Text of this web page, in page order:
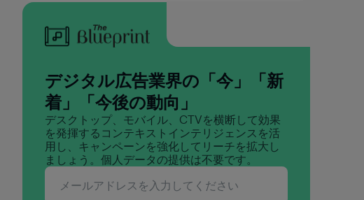
デジタル広告業界の「今」「新
着」「今後の動向」
デスクトップ、モバイル、CTVを横断して効果
を発揮するコンテキストインテリジェンスを活
用し、キャンペーンを強化してリーチを拡大し
ましょう。個人データの提供は不要です。